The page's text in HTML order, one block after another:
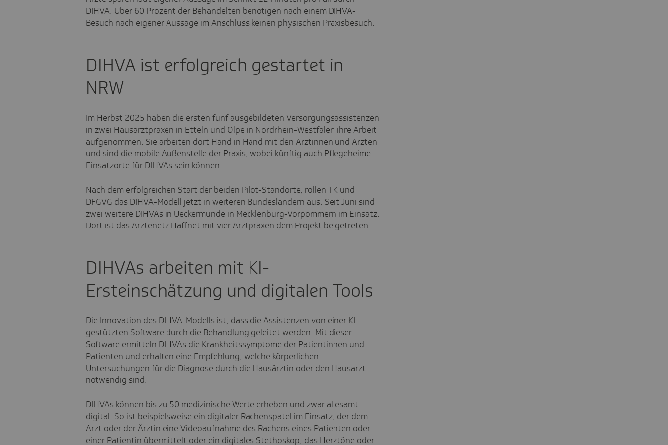
DIHVA. Über 60 Prozent der Behandelten benötigen nach einem DIHVA-
Besuch nach eigener Aussage im Anschluss keinen physischen Praxisbesuch.
DIHVA ist erfolgreich gestartet in
NRW
Im Herbst 2025 haben die ersten fünf ausgebildeten Versorgungsassistenzen
in zwei Hausarztpraxen in Etteln und Olpe in Nordrhein-Westfalen ihre Arbeit
aufgenommen. Sie arbeiten dort Hand in Hand mit den Ärztinnen und Ärzten
und sind die mobile Außenstelle der Praxis, wobei künftig auch Pflegeheime
Einsatzorte für DIHVAs sein können.
Nach dem erfolgreichen Start der beiden Pilot-Standorte, rollen TK und
DFGVG das DIHVA-Modell jetzt in weiteren Bundesländern aus. Seit Juni sind
zwei weitere DIHVAs in Ueckermünde in Mecklenburg-Vorpommern im Einsatz.
Dort ist das Ärztenetz Haffnet mit vier Arztpraxen dem Projekt beigetreten.
DIHVAs arbeiten mit KI-
Ersteinschätzung und digitalen Tools
Die Innovation des DIHVA-Modells ist, dass die Assistenzen von einer KI-
gestützten Software durch die Behandlung geleitet werden. Mit dieser
Software ermitteln DIHVAs die Krankheitssymptome der Patientinnen und
Patienten und erhalten eine Empfehlung, welche körperlichen
Untersuchungen für die Diagnose durch die Hausärztin oder den Hausarzt
notwendig sind.
DIHVAs können bis zu 50 medizinische Werte erheben und zwar allesamt
digital. So ist beispielsweise ein digitaler Rachenspatel im Einsatz, der dem
Arzt oder der Ärztin eine Videoaufnahme des Rachens eines Patienten oder
einer Patientin übermittelt oder ein digitales Stethoskop, das Herztöne oder